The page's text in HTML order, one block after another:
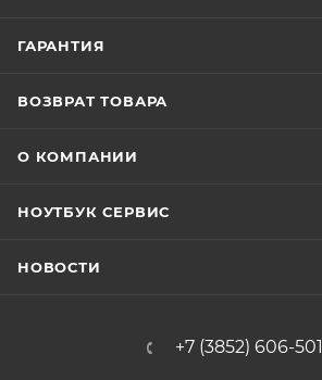
ГАРАНТИЯ
ВОЗВРАТ ТОВАРА
О КОМПАНИИ
НОУТБУК СЕРВИС
НОВОСТИ
+7 (3852) 606-501